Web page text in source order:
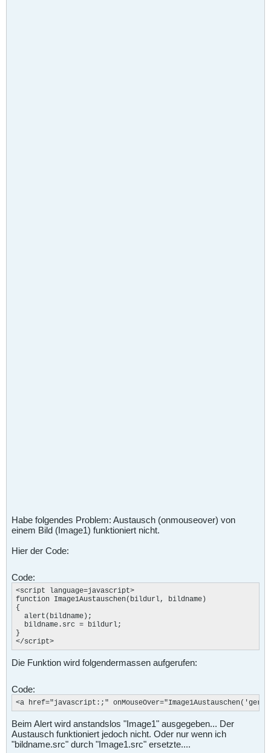
Habe folgendes Problem: Austausch (onmouseover) von
einem Bild (Image1) funktioniert nicht.
Hier der Code:
Code:
<script language=javascript>
function Image1Austauschen(bildurl, bildname)
{
  alert(bildname);
  bildname.src = bildurl;
}
</script>
Die Funktion wird folgendermassen aufgerufen:
Code:
<a href="javascript :;"
Beim Alert wird anstandslos "Image1" ausgegeben... Der
Austausch funktioniert jedoch nicht. Oder nur wenn ich
"bildname.src" durch "Image1.src" ersetzte....